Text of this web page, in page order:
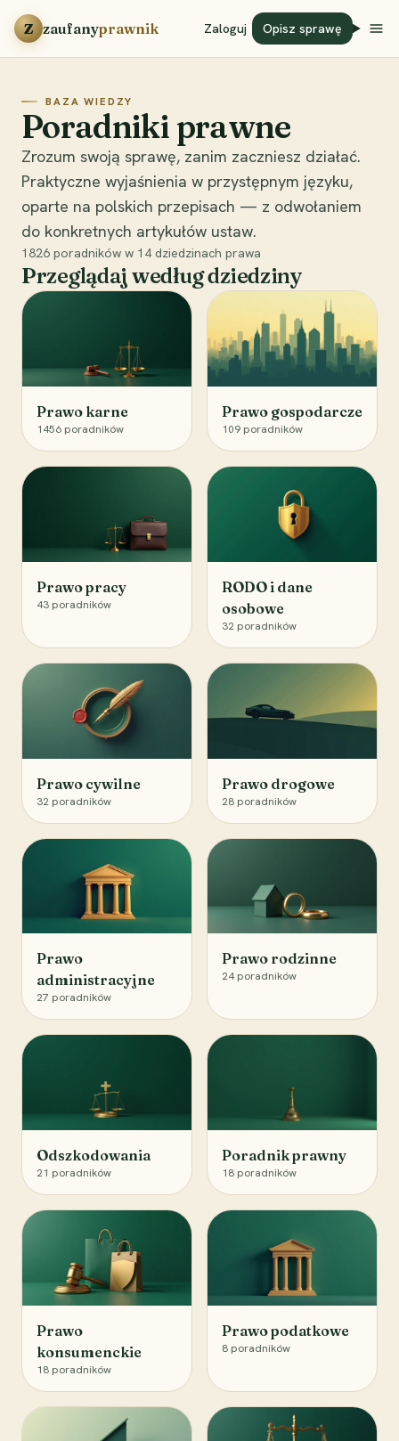
Przejdź do treści
Z zaufanyprawnik Zaloguj Opisz sprawę
BAZA WIEDZY
Poradniki prawne
Zrozum swoją sprawę, zanim zaczniesz działać.
Praktyczne wyjaśnienia w przystępnym języku,
oparte na polskich przepisach — z odwołaniem
do konkretnych artykułów ustaw.
1826 poradników w 14 dziedzinach prawa
Przeglądaj według dziedziny
Prawo karne
1456 poradników
Prawo gospodarcze
109 poradników
Prawo pracy
43 poradników
RODO i dane
osobowe
32 poradników
Prawo cywilne
32 poradników
Prawo drogowe
28 poradników
Prawo
administracyjne
27 poradników
Prawo rodzinne
24 poradników
Odszkodowania
21 poradników
Poradnik prawny
18 poradników
Prawo
konsumenckie
18 poradników
Prawo podatkowe
8 poradników